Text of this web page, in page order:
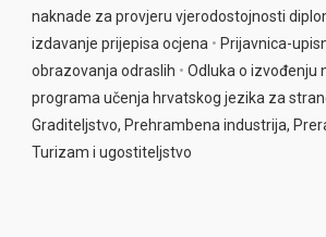
naknade za provjeru vjerodostojnosti
izdavanje prijepisa ocjena • Prijavnica-
obrazovanja odraslih • Odluka o izvođenju
programa učenja hrvatskog jezika za
Graditeljstvo, Prehrambena industrija,
Turizam i ugostiteljstvo